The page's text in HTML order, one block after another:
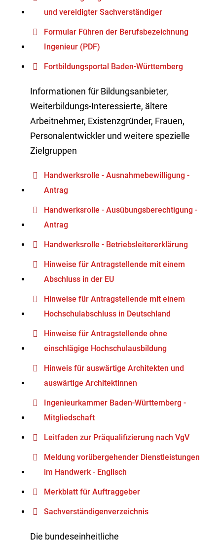
und vereidigter Sachverständiger
Formular Führen der Berufsbezeichnung
Ingenieur (PDF)
Fortbildungsportal Baden-Württemberg
Informationen für Bildungsanbieter,
Weiterbildungs-Interessierte, ältere
Arbeitnehmer, Existenzgründer, Frauen,
Personalentwickler und weitere spezielle
Zielgruppen
Handwerksrolle - Ausnahmebewilligung -
Antrag
Handwerksrolle - Ausübungsberechtigung -
Antrag
Handwerksrolle - Betriebsleitererklärung
Hinweise für Antragstellende mit einem
Abschluss in der EU
Hinweise für Antragstellende mit einem
Hochschulabschluss in Deutschland
Hinweise für Antragstellende ohne
einschlägige Hochschulausbildung
Hinweis für auswärtige Architekten und
auswärtige Architektinnen
Ingenieurkammer Baden-Württemberg -
Mitgliedschaft
Leitfaden zur Präqualifizierung nach VgV
Meldung vorübergehender Dienstleistungen
im Handwerk - Englisch
Merkblatt für Auftraggeber
Sachverständigenverzeichnis
Die bundeseinheitliche